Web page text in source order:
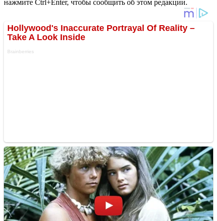
нажмите Ctrl+Enter, чтобы сообщить об этом редакции.